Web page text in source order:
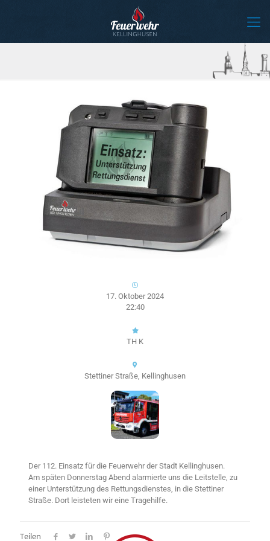
17. Oktober 2024
22:40
TH K
Stettiner Straße, Kellinghusen
Der 112. Einsatz für die Feuerwehr der Stadt Kellinghusen.
Am späten Donnerstag Abend alarmierte uns die Leitstelle, zu
einer Unterstützung des Rettungsdienstes, in die Stettiner
Straße. Dort leisteten wir eine Tragehilfe.
Teilen